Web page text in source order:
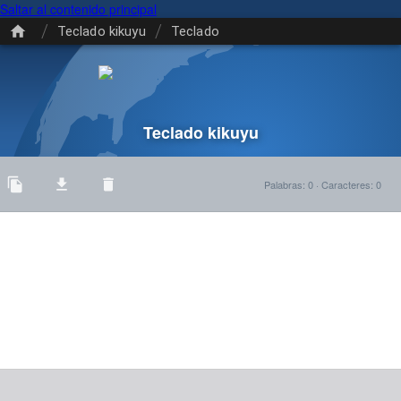
Saltar al contenido principal
/ Teclado kikuyu / Teclado
Teclado kikuyu
Palabras: 0 · Caracteres: 0